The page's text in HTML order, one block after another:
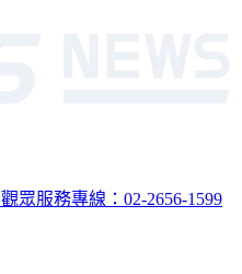
觀眾服務專線：02-2656-1599